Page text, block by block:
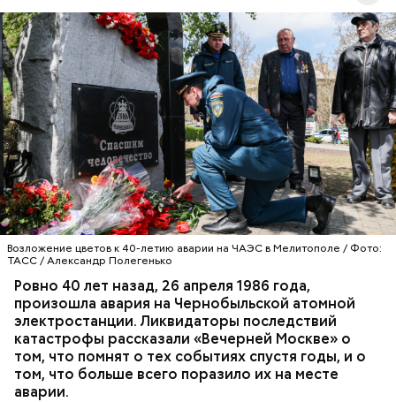
Возложение цветов к 40-летию аварии на ЧАЭС в Мелитополе / Фото:
ТАСС / Александр Полегенько
Ровно 40 лет назад, 26 апреля 1986 года,
произошла авария на Чернобыльской атомной
электростанции. Ликвидаторы последствий
катастрофы рассказали «Вечерней Москве» о
том, что помнят о тех событиях спустя годы, и о
том, что больше всего поразило их на месте
аварии.
Специалист гражданской обороны Московского
авиацентра Владимир Макеев в 1986 году служил в
Киеве в отдельном механизированном полку
гражданской обороны. На тот момент, когда
произошла авария на Чернобыльской атомной
станции, ему было 26 лет.
АВАРИИ ЧЕРНОБЫЛЬ ИСТОРИЯ